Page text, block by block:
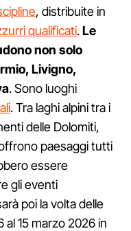
, distribuite in
qualificati.Le
non solo
Livigno,
. Sono luoghi
. Tra laghi alpini tra i
delle Dolomiti,
paesaggi tutti
essere
gli eventi
poi la volta delle
al 15 marzo 2026 in